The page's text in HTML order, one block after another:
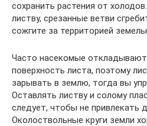
сохранить растения от
листву, срезанные ветви
сожгите за территорией
Часто насекомые
поверхность листа, поэтому
зарывать в землю, тогда вы
Оставлять листву и солому
следует, чтобы не привлекать
Околоствольные круги земли